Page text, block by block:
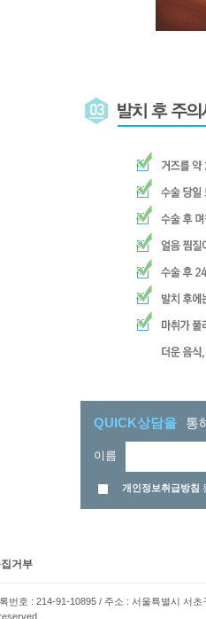
QUICK상담을 통
이름
개인정보취급방침
거부
번호 : 214-91-10895 / 주소 : 서울특별시 서